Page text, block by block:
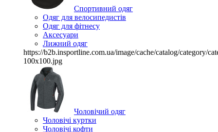
Спортивний одяг
Одяг для велосипедистів
Одяг для фітнесу
Аксесуари
Лижний одяг
https://b2b.insportline.com.ua/image/cache/catalog/category/
100x100.jpg
Чоловічий одяг
Чоловічі куртки
Чоловічі кофти